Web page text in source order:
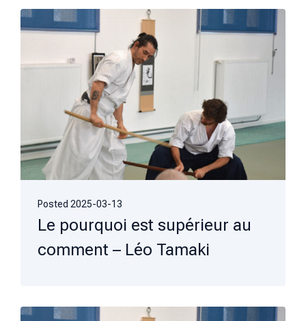
Posted 2025-03-13
Le pourquoi est supérieur au
comment – Léo Tamaki